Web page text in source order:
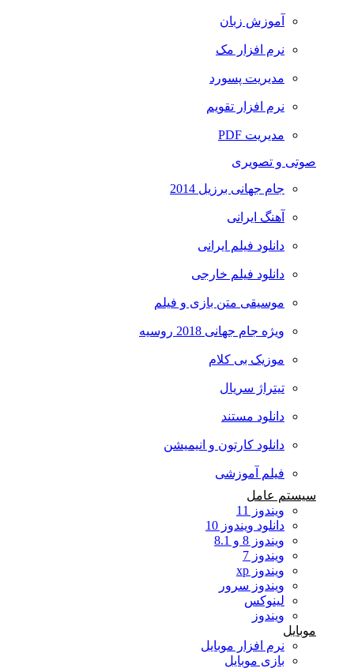
آموزش زبان
نرم افزار مک
مدیریت پسورد
نرم افزار تقویم
مدیریت PDF
صوتی و تصویری
جام جهانی برزیل 2014
آهنگ ایرانی
دانلود فیلم ایرانی
دانلود فیلم خارجی
موسیقی متن بازی و فیلم
ویژه جام جهانی 2018 روسیه
موزیک بی کلام
تیتراژ سریال
دانلود مستند
دانلود کارتون و انیمیشن
فیلم آموزشی
سیستم عامل
ویندوز 11
دانلود ویندوز 10
ویندوز 8 و 8.1
ویندوز 7
ویندوز xp
ویندوز سرور
لینوکس
ویندوز
موبایل
نرم افزار موبایل
بازی موبایل